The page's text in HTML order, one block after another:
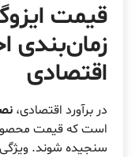
قیمت
زمان‌بندی
اقتصادی
در برآورد اقتصادی،
است که قیمت
سنجیده شوند.